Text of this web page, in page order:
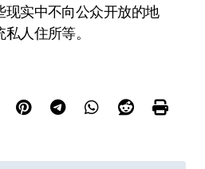
实中不向公众开放的地
人住所等。